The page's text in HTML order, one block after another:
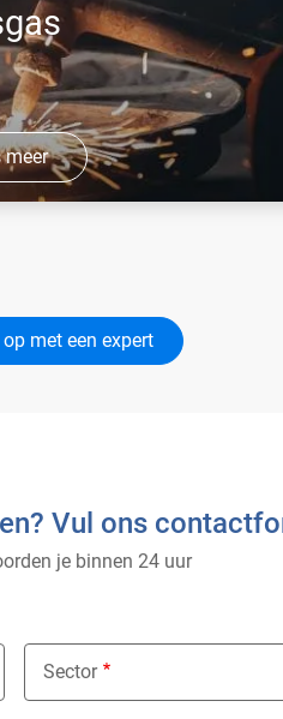
meer
met een expert
Vul ons
je binnen 24 uur
Sector
Nothing selected